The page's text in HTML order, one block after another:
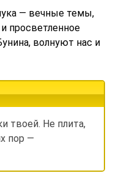
— вечные темы,
просветленное
волнуют нас и
твоей. Не плита,
пор —